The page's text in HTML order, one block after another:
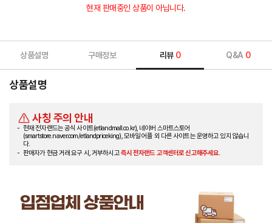
현재 판매중인 상품이 아닙니다.
상품설명 구매정보 리뷰 0 Q&A 0
상품설명
사칭 주의 안내
현재 전자랜드는 공식 사이트(etlandmall.co.kr), 네이버 스마트스토어
(smartstore.naver.com/etlandpriceking), 모바일 어플 외 다른 사이트는 운영하고 있지 않습니
다.
판매자가 현금 거래 요구 시, 거부하시고즉시 전자랜드 고객센터로 신고해주세요.